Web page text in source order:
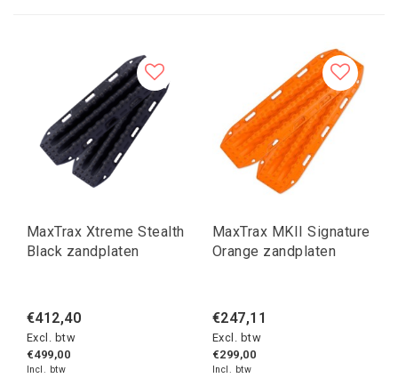
MaxTrax Xtreme Stealth
Black zandplaten
€412,40
Excl. btw
€499,00
Incl. btw
MaxTrax MKII Signature
Orange zandplaten
€247,11
Excl. btw
€299,00
Incl. btw